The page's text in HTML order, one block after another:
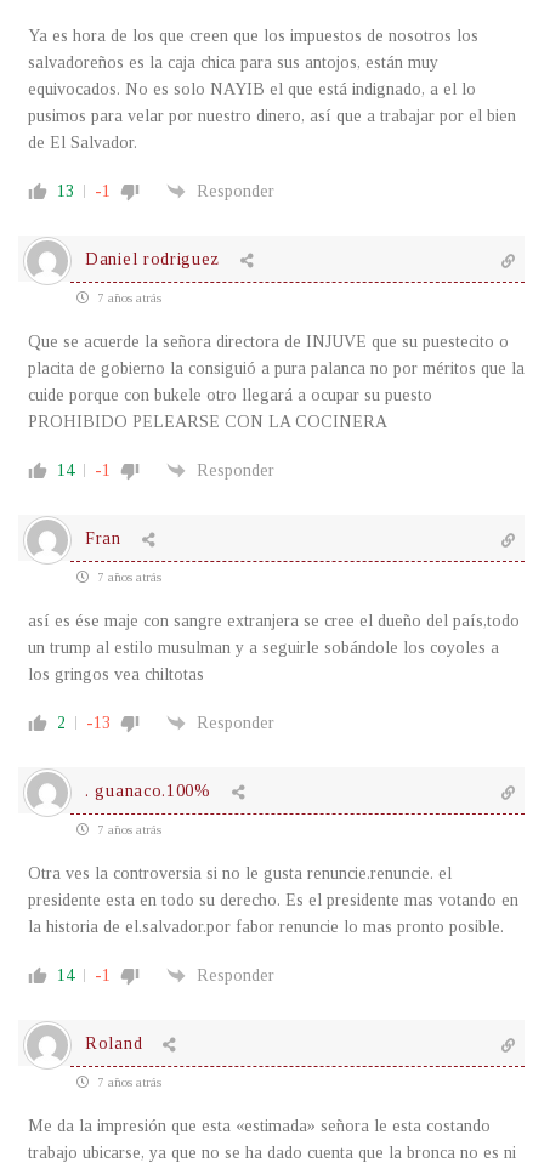
Ya es hora de los que creen que los impuestos de nosotros los
salvadoreños es la caja chica para sus antojos, están muy
equivocados. No es solo NAYIB el que está indignado, a el lo
pusimos para velar por nuestro dinero, así que a trabajar por el bien
de El Salvador.
13 -1 Responder
Daniel rodriguez
7 años atrás
Que se acuerde la señora directora de INJUVE que su puestecito o
placita de gobierno la consiguió a pura palanca no por méritos que la
cuide porque con bukele otro llegará a ocupar su puesto
PROHIBIDO PELEARSE CON LA COCINERA
14 -1 Responder
Fran
7 años atrás
así es ése maje con sangre extranjera se cree el dueño del país,todo
un trump al estilo musulman y a seguirle sobándole los coyoles a
los gringos vea chiltotas
2 -13 Responder
. guanaco.100%
7 años atrás
Otra ves la controversia si no le gusta renuncie.renuncie. el
presidente esta en todo su derecho. Es el presidente mas votando en
la historia de el.salvador.por fabor renuncie lo mas pronto posible.
14 -1 Responder
Roland
7 años atrás
Me da la impresión que esta «estimada» señora le esta costando
trabajo ubicarse, ya que no se ha dado cuenta que la bronca no es ni